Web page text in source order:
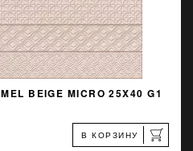
BEIGE MICRO 25X40 G1
В КОРЗИНУ